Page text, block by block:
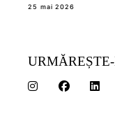
25 mai 2026